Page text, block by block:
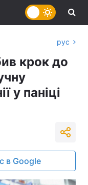
рус
крок до
у паніці
в Google